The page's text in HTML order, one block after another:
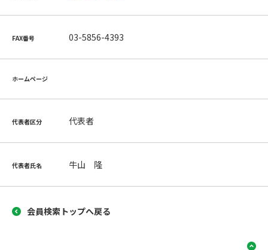
FAX番号 03-5856-4393
ホームページ
代表者区分 代表者
代表者氏名 牛山 隆
会員検索トップへ戻る